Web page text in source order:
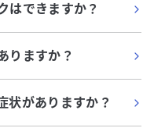
はできますか？
りますか？
状がありますか？